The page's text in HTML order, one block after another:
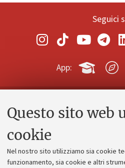
Questo sito web
cookie
Nel nostro sito utilizziamo sia cookie
funzionamento, sia cookie e altri
Seguici
App:
Contatti e
Alumni